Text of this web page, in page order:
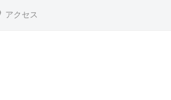
アクセス